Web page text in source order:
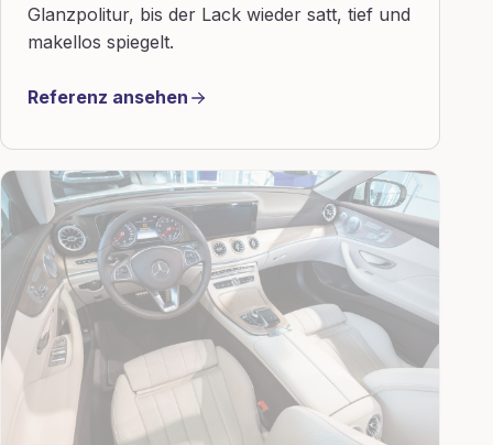
Glanzpolitur, bis der Lack wieder satt, tief und
makellos spiegelt.
Referenz ansehen